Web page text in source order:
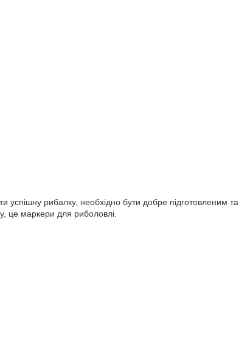
рибалку, необхідно бути добре підготовленим та
це маркери для риболовлі.